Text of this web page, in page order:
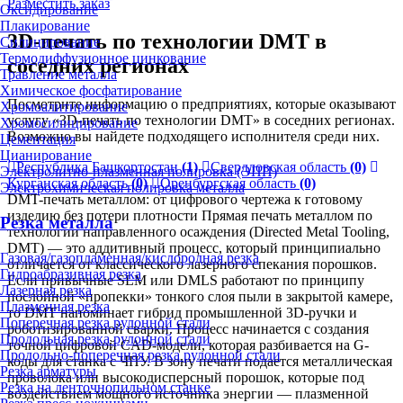
Оксидирование
Плакирование
Силицирование
Термодиффузионное цинкование
Травление металла
Химическое фосфатирование
Хромоалитирование
Хромосилицирование
Цементация
Цианирование
Электролитно-плазменная полировка (ЭПП)
Электрохимическая полировка металла
Резка металла
Газовая/газопламенная/кислородная резка
Гидроабразивная резка
Лазерная резка
Плазменная резка
Поперечная резка рулонной стали
Продольная резка рулонной стали
Продольно-поперечная резка рулонной стали
Резка арматуры
Резка на ленточнопильном станке
Разместить заказ
3D-печать по технологии DMT в
соседних регионах
Посмотрите информацию о предприятиях, которые оказывают
услугу «3D-печать по технологии DMT» в соседних регионах.
Возможно вы найдете подходящего исполнителя среди них.
Республика Башкортостан(1) Свердловская область (0)
Курганская область(0) Оренбургская область (0)
DMT-печать металлом: от цифрового чертежа к готовому
изделию без потери плотности Прямая печать металлом по
технологии направленного осаждения (Directed Metal Tooling,
DMT) — это аддитивный процесс, который принципиально
отличается от классического лазерного спекания порошков.
Если привычные SLM или DMLS работают по принципу
послойной «пропекки» тонкого слоя пыли в закрытой камере,
то DMT напоминает гибрид промышленной 3D-ручки и
роботизированной сварки. Процесс начинается с создания
точной цифровой CAD-модели, которая разбивается на G-
коды для станка с ЧПУ. В зону печати подается металлическая
проволока или высокодисперсный порошок, которые под
воздействием мощного источника энергии — плазменной